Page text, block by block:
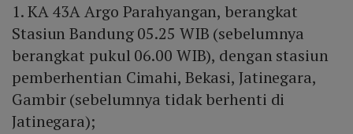
1. KA 43A Argo Parahyangan, berangkat
Stasiun Bandung 05.25 WIB (sebelumnya
berangkat pukul 06.00 WIB), dengan stasiun
pemberhentian Cimahi, Bekasi, Jatinegara,
Gambir (sebelumnya tidak berhenti di
Jatinegara);